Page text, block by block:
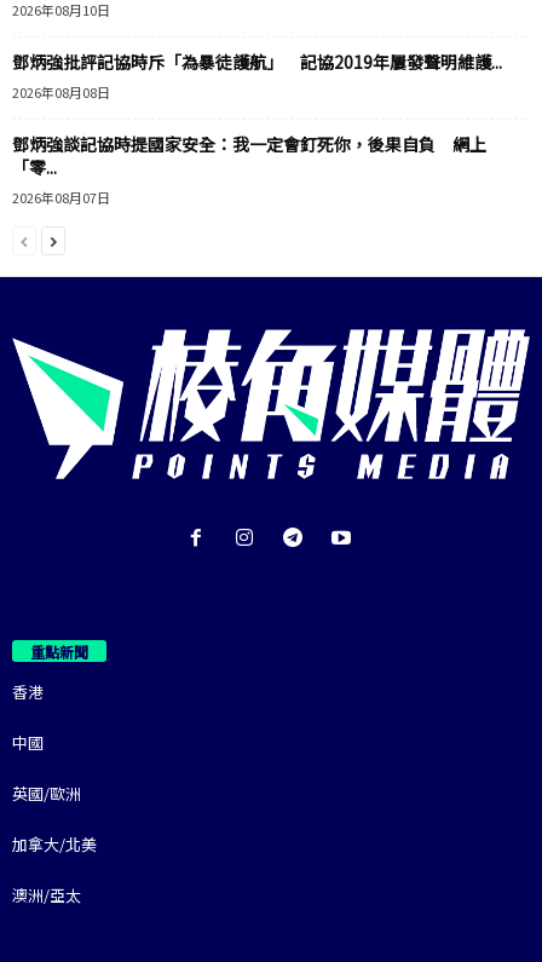
2026年08月10日
鄧炳強批評記協時斥「為暴徒護航」 記協2019年屢發聲明維護...
2026年08月08日
鄧炳強談記協時提國家安全：我一定會釘死你，後果自負 網上
「零...
2026年08月07日
重點新聞
香港
中國
英國/歐洲
加拿大/北美
澳洲/亞太